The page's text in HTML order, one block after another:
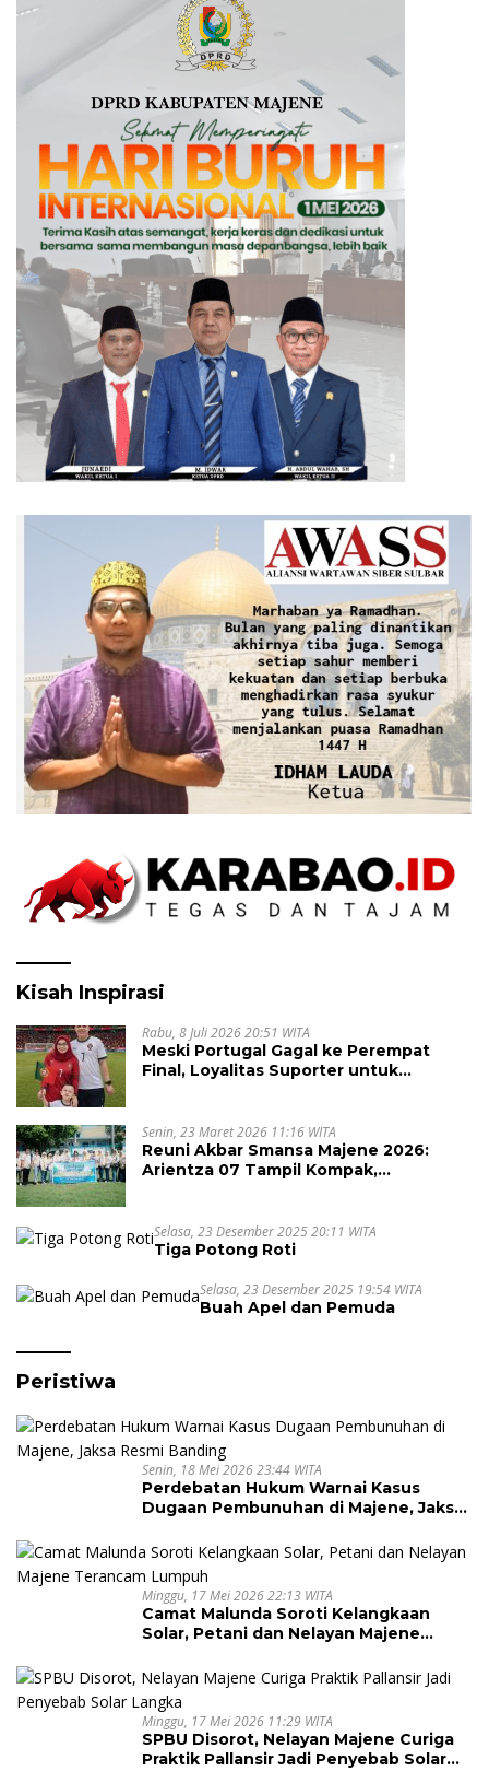
Kisah Inspirasi
Rabu, 8 Juli 2026 20:51 WITA
Meski Portugal Gagal ke Perempat
Final, Loyalitas Suporter untuk
Senin, 23 Maret 2026 11:16 WITA
Reuni Akbar Smansa Majene 2026:
Arientza 07 Tampil Kompak,
Selasa, 23 Desember 2025 20:11 WITA
Tiga Potong Roti
Selasa, 23 Desember 2025 19:54 WITA
Buah Apel dan Pemuda
Peristiwa
Senin, 18 Mei 2026 23:44 WITA
Perdebatan Hukum Warnai Kasus
Dugaan Pembunuhan di Majene, Jaksa
Minggu, 17 Mei 2026 22:13 WITA
Camat Malunda Soroti Kelangkaan
Solar, Petani dan Nelayan Majene
Minggu, 17 Mei 2026 11:29 WITA
SPBU Disorot, Nelayan Majene Curiga
Praktik Pallansir Jadi Penyebab Solar